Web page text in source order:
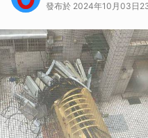
發布於 2024年10月03日